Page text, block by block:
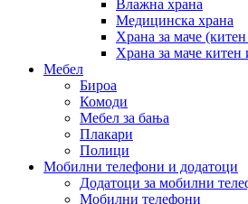
Влажна храна
Медицинска храна
Храна за маче
Храна за маче китен
Мебел
Бироа
Комоди
Мебел за бања
Плакари
Полици
Мобилни телефони и додатоци
Додатоци за мобилни
Мобилни телефони